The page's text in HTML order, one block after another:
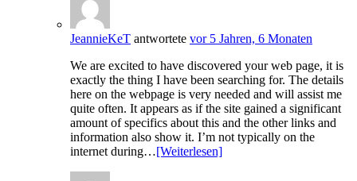
JeannieKeT antwortete vor 5 Jahren, 6 Monaten
We are excited to have discovered your web page, it is
exactly the thing I have been searching for. The details
here on the webpage is very needed and will assist me
quite often. It appears as if the site gained a significant
amount of specifics about this and the other links and
information also show it. I’m not typically on the
internet during…[Weiterlesen]